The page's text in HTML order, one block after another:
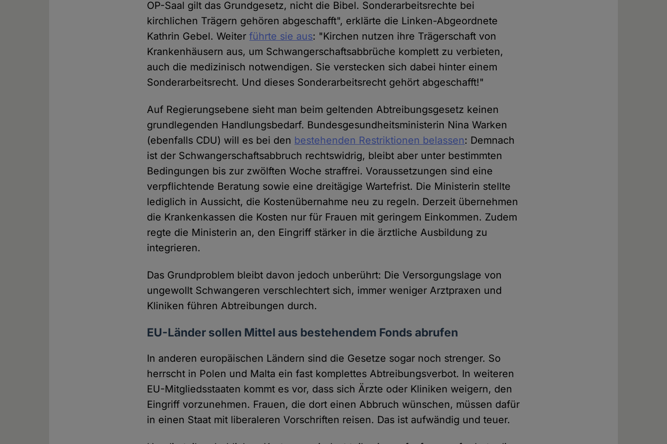
OP-Saal gilt das Grundgesetz, nicht die Bibel. Sonderarbeitsrechte bei
kirchlichen Trägern gehören abgeschafft", erklärte die Linken-Abgeordnete
Kathrin Gebel. Weiterführte sie aus: "Kirchen nutzen ihre Trägerschaft von
Krankenhäusern aus, um Schwangerschaftsabbrüche komplett zu verbieten,
auch die medizinisch notwendigen. Sie verstecken sich dabei hinter einem
Sonderarbeitsrecht. Und dieses Sonderarbeitsrecht gehört abgeschafft!"
Auf Regierungsebene sieht man beim geltenden Abtreibungsgesetz keinen
grundlegenden Handlungsbedarf. Bundesgesundheitsministerin Nina Warken
(ebenfalls CDU) will es bei den bestehenden Restriktionen belassen: Demnach
ist der Schwangerschaftsabbruch rechtswidrig, bleibt aber unter bestimmten
Bedingungen bis zur zwölften Woche straffrei. Voraussetzungen sind eine
verpflichtende Beratung sowie eine dreitägige Wartefrist. Die Ministerin stellte
lediglich in Aussicht, die Kostenübernahme neu zu regeln. Derzeit übernehmen
die Krankenkassen die Kosten nur für Frauen mit geringem Einkommen. Zudem
regte die Ministerin an, den Eingriff stärker in die ärztliche Ausbildung zu
integrieren.
Das Grundproblem bleibt davon jedoch unberührt: Die Versorgungslage von
ungewollt Schwangeren verschlechtert sich, immer weniger Arztpraxen und
Kliniken führen Abtreibungen durch.
EU-Länder sollen Mittel aus bestehendem Fonds abrufen
In anderen europäischen Ländern sind die Gesetze sogar noch strenger. So
herrscht in Polen und Malta ein fast komplettes Abtreibungsverbot. In weiteren
EU-Mitgliedsstaaten kommt es vor, dass sich Ärzte oder Kliniken weigern, den
Eingriff vorzunehmen. Frauen, die dort einen Abbruch wünschen, müssen dafür
in einen Staat mit liberaleren Vorschriften reisen. Das ist aufwändig und teuer.